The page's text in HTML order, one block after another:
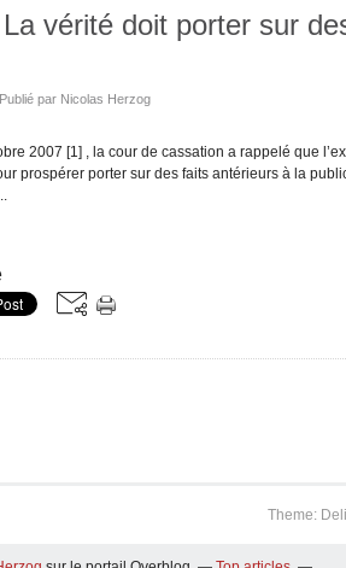
vérité doit porter sur
Publié par Nicolas Herzog
2007 [1] , la cour de cassation a rappelé que
prospérer porter sur des faits antérieurs à la
Theme: